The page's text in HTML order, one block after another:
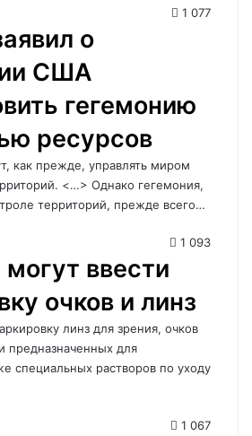
1 077
о
США
гегемонию
ресурсов
как прежде, управлять миром
<…> Однако гегемония,
территорий, прежде всего…
1 093
ввести
очков и линз
линз для зрения, очков
предназначенных для
специальных растворов по уходу
1 067